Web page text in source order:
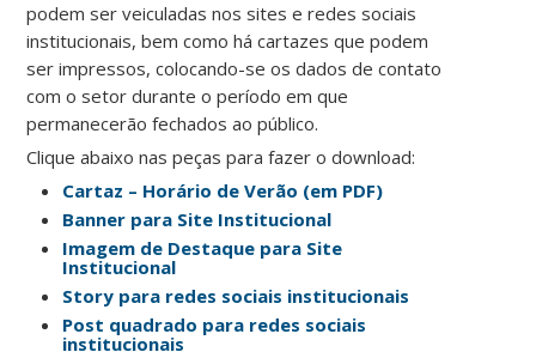
podem ser veiculadas nos sites e redes sociais
institucionais, bem como há cartazes que podem
ser impressos, colocando-se os dados de contato
com o setor durante o período em que
permanecerão fechados ao público.
Clique abaixo nas peças para fazer o download:
Cartaz – Horário de Verão (em PDF)
Banner para Site Institucional
Imagem de Destaque para Site
Institucional
Story para redes sociais institucionais
Post quadrado para redes sociais
institucionais